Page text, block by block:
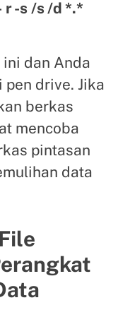
r -s /s /d *.*
dan Anda
drive. Jika
berkas
mencoba
pintasan
data